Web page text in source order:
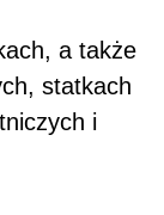
a także
statkach
i